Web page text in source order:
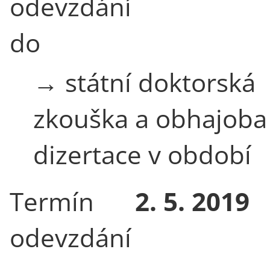
do
→ státní doktorská
zkouška a obhajoba
dizertace v období
Termín
odevzdání
2. 5. 2019